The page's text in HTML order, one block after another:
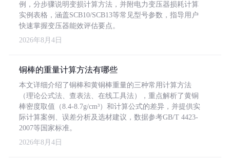
例，分步骤说明变损计算方法，并附电力变压器损耗计算
实例表格，涵盖SCB10/SCB13等常见型号参数，指导用户
快速掌握变压器能效评估要点。
2026年8月4日
铜棒的重量计算方法有哪些
本文详细介绍了铜棒和黄铜棒重量的三种常用计算方法
（理论公式法、查表法、在线工具法），重点解析了黄铜
棒密度取值（8.4-8.7g/cm³）和计算公式的差异，并提供实
际计算案例、误差分析及选材建议，数据参考GB/T 4423-
2007等国家标准。
2026年8月4日